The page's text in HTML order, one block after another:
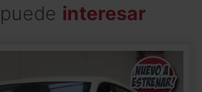
interesar